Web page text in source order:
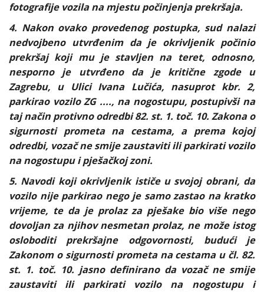
fotografije vozila na mjestu počinjenja prekršaja.
4. Nakon ovako provedenog postupka, sud nalazi
nedvojbeno utvrđenim da je okrivljenik počinio
prekršaj koji mu je stavljen na teret, odnosno,
nesporno je utvrđeno da je kritične zgode u
Zagrebu, u Ulici Ivana Lučića, nasuprot kbr. 2,
parkirao vozilo ZG ...., na nogostupu, postupivši na
taj način protivno odredbi 82. st. 1. toč. 10. Zakona o
sigurnosti prometa na cestama, a prema kojoj
odredbi, vozač ne smije zaustaviti ili parkirati vozilo
na nogostupu i pješačkoj zoni.
5. Navodi koji okrivljenik ističe u svojoj obrani, da
vozilo nije parkirao nego je samo zastao na kratko
vrijeme, te da je prolaz za pješake bio više nego
dovoljan za njihov nesmetan prolaz, ne može istog
osloboditi prekršajne odgovornosti, budući je
Zakonom o sigurnosti prometa na cestama u čl. 82.
st. 1. toč. 10. jasno definirano da vozač ne smije
zaustaviti ili parkirati vozilo na nogostupu i